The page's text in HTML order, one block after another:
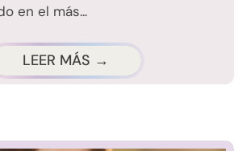
en el más...
LEER MÁS →